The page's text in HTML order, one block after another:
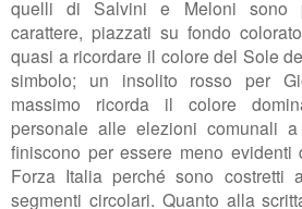
quelli di Salvini e Meloni sono
carattere, piazzati su fondo
quasi a ricordare il colore del Sole
simbolo; un insolito rosso per
massimo ricorda il colore
personale alle elezioni comunali
finiscono per essere meno
Forza Italia perché sono costretti
segmenti circolari. Quanto alla